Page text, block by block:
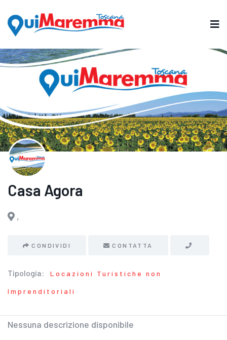
Casa Agora
,
CONDIVIDI CONTATTA
Tipologia: Locazioni Turistiche non
Imprenditoriali
Nessuna descrizione disponibile